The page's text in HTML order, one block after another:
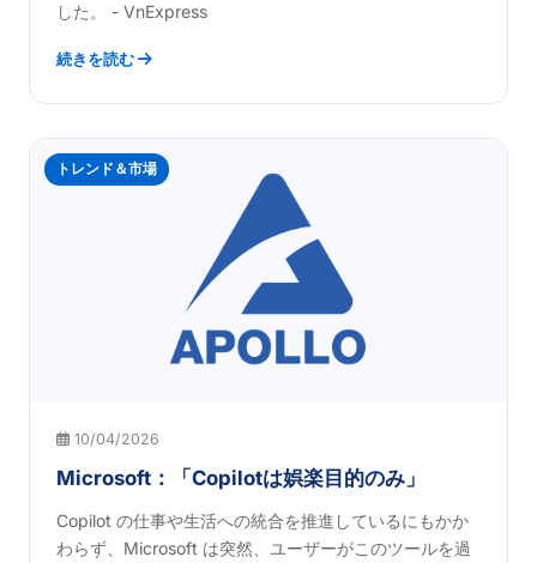
した。 - VnExpress
続きを読む
トレンド＆市場
10/04/2026
Microsoft：「Copilotは娯楽目的のみ」
Copilot の仕事や生活への統合を推進しているにもかか
わらず、Microsoft は突然、ユーザーがこのツールを過